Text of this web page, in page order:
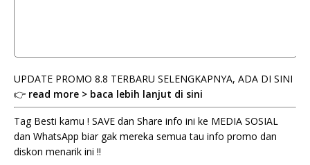
UPDATE PROMO 8.8 TERBARU SELENGKAPNYA, ADA DI SINI
👉 read more > baca lebih lanjut di sini
Tag Besti kamu ! SAVE dan Share info ini ke MEDIA SOSIAL
dan WhatsApp biar gak mereka semua tau info promo dan
diskon menarik ini !!